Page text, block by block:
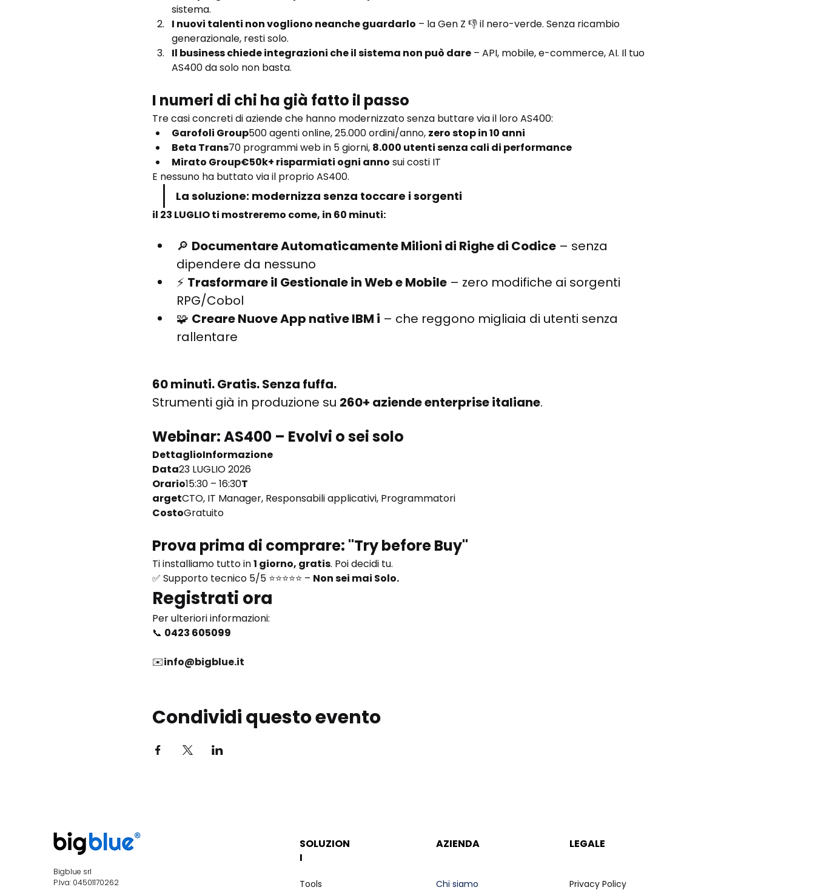
sistema.
I nuovi talenti non vogliono neanche guardarlo – la Gen Z 👎 il nero-verde. Senza ricambio
generazionale, resti solo.
Il business chiede integrazioni che il sistema non può dare – API, mobile, e-commerce, AI. Il tuo
AS400 da solo non basta.
I numeri di chi ha già fatto il passo
Tre casi concreti di aziende che hanno modernizzato senza buttare via il loro AS400:
Garofoli Group500 agenti online, 25.000 ordini/anno, zero stop in 10 anni
Beta Trans70 programmi web in 5 giorni, 8.000 utenti senza cali di performance
Mirato Group€50k+ risparmiati ogni anno sui costi IT
E nessuno ha buttato via il proprio AS400.
La soluzione: modernizza senza toccare i sorgenti
il 23 LUGLIO ti mostreremo come, in 60 minuti:
🔎 Documentare Automaticamente Milioni di Righe di Codice – senza
dipendere da nessuno
⚡ Trasformare il Gestionale in Web e Mobile – zero modifiche ai sorgenti
RPG/Cobol
🧩 Creare Nuove App native IBM i – che reggono migliaia di utenti senza
rallentare
60 minuti. Gratis. Senza fuffa.
Strumenti già in produzione su 260+ aziende enterprise italiane.
Webinar: AS400 – Evolvi o sei solo
DettaglioInformazione
Data23 LUGLIO 2026
Orario15:30 – 16:30T
argetCTO, IT Manager, Responsabili applicativi, Programmatori
CostoGratuito
Prova prima di comprare: "Try before Buy"
Ti installiamo tutto in 1 giorno, gratis. Poi decidi tu.
✅ Supporto tecnico 5/5 ⭐⭐⭐⭐⭐ – Non sei mai Solo.
Registrati ora
Per ulteriori informazioni:
📞 0423 605099
✉️info@bigblue.it
Condividi questo evento
Bigblue srl
P.Iva: 04501170262
SOLUZION
I
Tools
AZIENDA
Chi siamo
LEGALE
Privacy Policy